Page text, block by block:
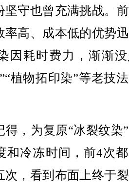
守也曾充满挑战。
率高、成本低的优势
因耗时费力，渐渐
植物拓印染”等老技
，为复原“冰裂纹染
和冷冻时间，前4次
次，看到布面上终于